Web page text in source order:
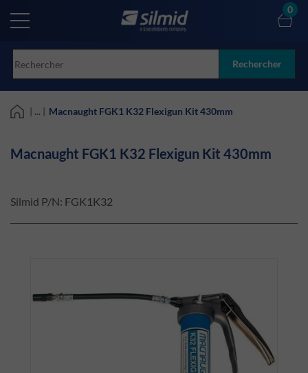
main
Rechercher
0
| ... | Macnaught FGK1 K32 Flexigun Kit 430mm
Macnaught FGK1 K32 Flexigun Kit 430mm
Silmid P/N: FGK1K32